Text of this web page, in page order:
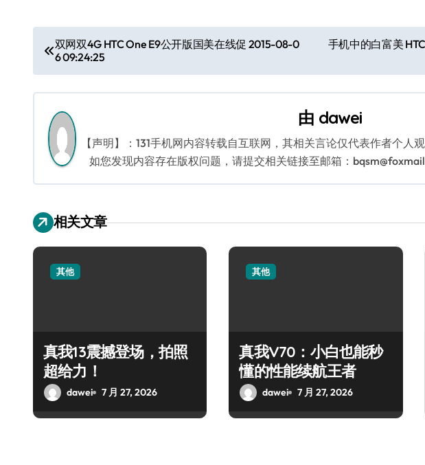
文
章
导
航
双网双4G HTC One E9公开版国美在线促 2015-08-0
6 09:24:25
手机中的白富美
由 dawei
【声明】：131手机网内容转载自互联网，其相关言论仅代表作者个人
如您发现内容存在版权问题，请提交相关链接至邮箱：
相关文章
其他
真我13震撼登场，拍照
超给力！
dawei 7 月 27, 2026
其他
真我V70：小白也能秒
懂的性能续航王者
dawei 7 月 27, 2026